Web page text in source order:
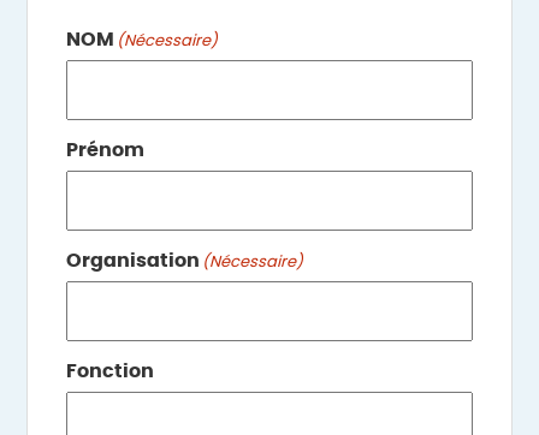
NOM (Nécessaire)
Prénom
Organisation (Nécessaire)
Fonction